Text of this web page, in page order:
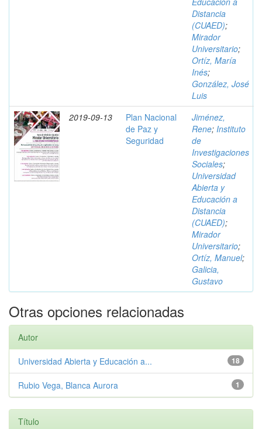
Distancia
(CUAED);
Mirador
Universitario;
Ortíz, María
Inés;
González, José
Luis
2019-09-13
Plan Nacional
de Paz y
Seguridad
Jiménez,
Rene; Instituto
de
Investigaciones
Sociales;
Universidad
Abierta y
Educación a
Distancia
(CUAED);
Mirador
Universitario;
Ortíz, Manuel;
Galicia,
Gustavo
Otras opciones relacionadas
Autor
18
Universidad Abierta y Educación a...
1
Rubio Vega, Blanca Aurora
Título